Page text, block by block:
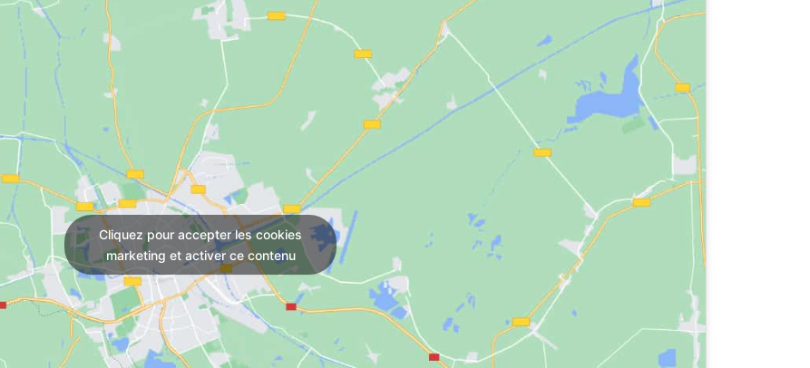
Cliquez pour accepter les cookies
marketing et activer ce contenu